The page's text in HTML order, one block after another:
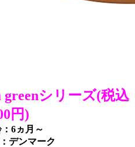
シリーズ(税込
円)
6ヵ月～
デンマーク